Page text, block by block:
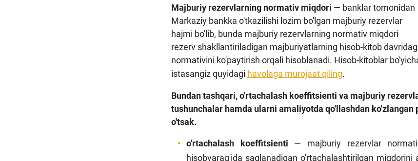
Majburiy rezervlarning normativ miqdori — banklar tomonidan
Markaziy bankka o'tkazilishi lozim bo'lgan majburiy rezervlar
hajmi bo'lib, bunda majburiy rezervlarning normativ miqdori
rezerv shakllantiriladigan majburiyatlarning hisob-kitob
normativini ko'paytirish orqali hisoblanadi. Hisob-kitoblar
istasangiz quyidagi havolaga murojaat qiling.
Bundan tashqari, o'rtachalash koeffitsienti va majburiy
tushunchalar hamda ularni amaliyotda qo'llashdan
o'tsak.
o'rtachalash koeffitsienti — majburiy rezervlar
hisobvarag'ida saqlanadigan o'rtachalashtirilgan